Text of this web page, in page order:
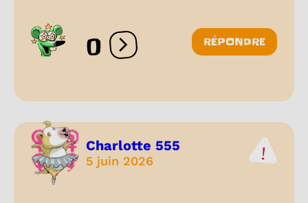
0 Ouvrir les réactions
RÉPONDRE
Charlotte 555
5 juin 2026